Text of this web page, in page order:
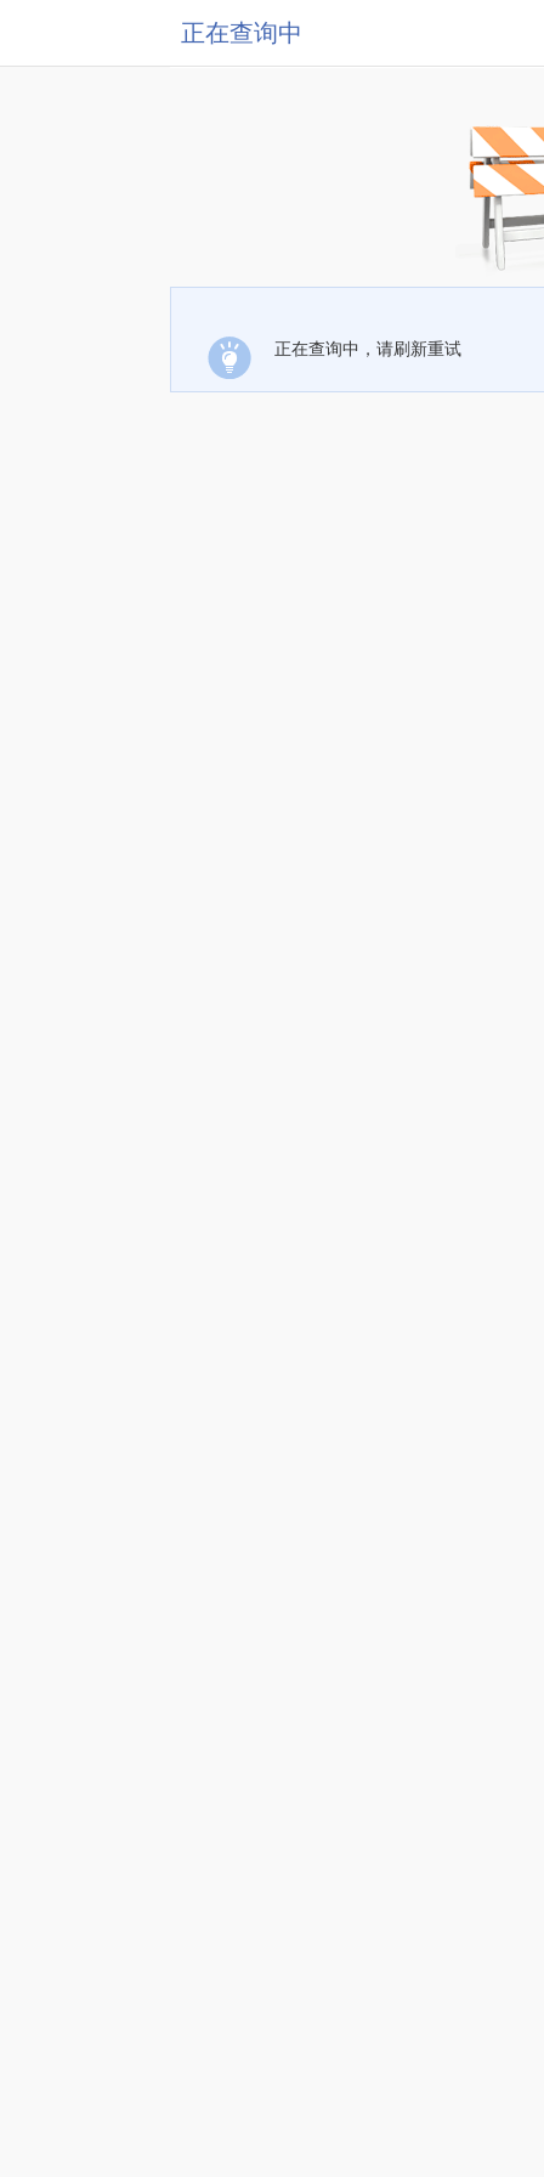
正在查询中
正在查询中，请刷新重试